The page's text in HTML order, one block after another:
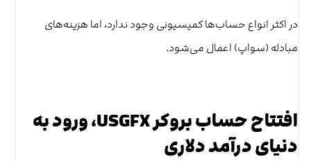
در اکثر انواع حساب‌ها کمیسیونی وجود ندارد، اما هزینه‌های
مبادله (سواپ) اعمال می‌شود.
افتتاح حساب بروکر USGFX، ورود به
دنیای درآمد دلاری